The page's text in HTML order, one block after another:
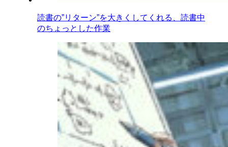
読書の”リターン”を大きくしてくれる、読書中
のちょっとした作業